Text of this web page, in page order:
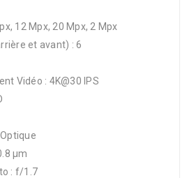
12 Mpx, 20 Mpx, 2 Mpx
et avant) : 6
Vidéo : 4K@30 IPS
µm
: f/1.7